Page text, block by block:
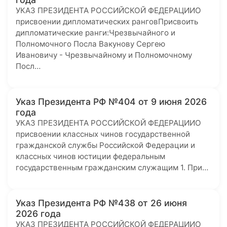
УКАЗ ПРЕЗИДЕНТА РОССИЙСКОЙ ФЕДЕРАЦИИО
присвоении дипломатических ранговПрисвоить
дипломатические ранги:Чрезвычайного и
Полномочного Посла Вакунову Сергею
Ивановичу - Чрезвычайному и Полномочному
Посл…
Указ Президента РФ №404 от 9 июня 2026
года
УКАЗ ПРЕЗИДЕНТА РОССИЙСКОЙ ФЕДЕРАЦИИО
присвоении классных чинов государственной
гражданской службы Российской Федерации и
классных чинов юстиции федеральным
государственным гражданским служащим 1. При…
Указ Президента РФ №438 от 26 июня
2026 года
УКАЗ ПРЕЗИДЕНТА РОССИЙСКОЙ ФЕДЕРАЦИИО